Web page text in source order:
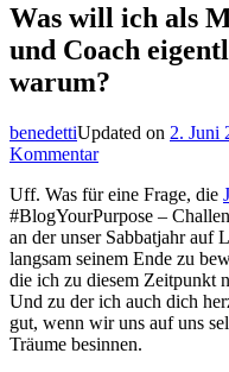
Was will ich als
und Coach
warum?
benedettiUpdated on 2. Juni
Kommentarzu
will
ich
als
Mama,
Heilerzieherin
und
Coach
eigentlich
Uff. Was für eine Frage, die
#BlogYourPurpose –
an der unser Sabbatjahr auf
langsam seinem Ende zu
die ich zu diesem Zeitpunkt
Und zu der ich auch dich
gut, wenn wir uns auf uns
Träume besinnen.